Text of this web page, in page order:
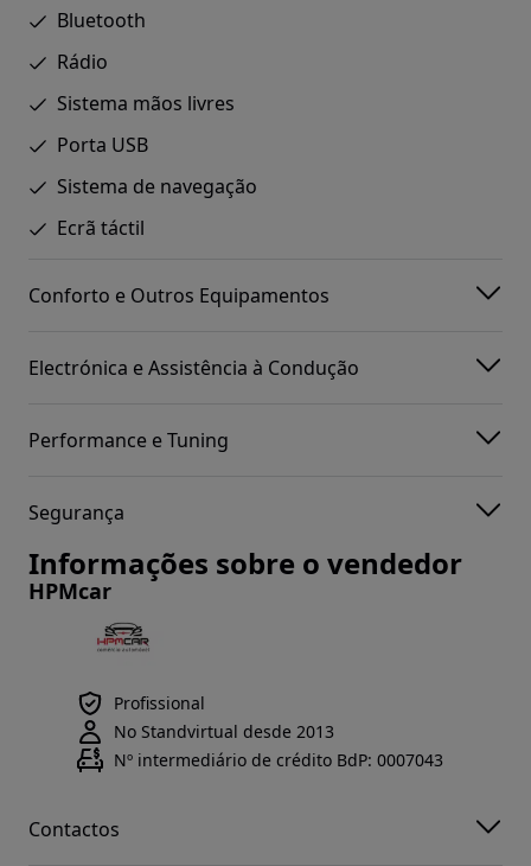
Bluetooth
Rádio
Sistema mãos livres
Porta USB
Sistema de navegação
Ecrã táctil
Conforto e Outros Equipamentos
Electrónica e Assistência à Condução
Performance e Tuning
Segurança
Informações sobre o vendedor
HPMcar
Profissional
No Standvirtual desde 2013
Nº intermediário de crédito BdP: 0007043
Contactos